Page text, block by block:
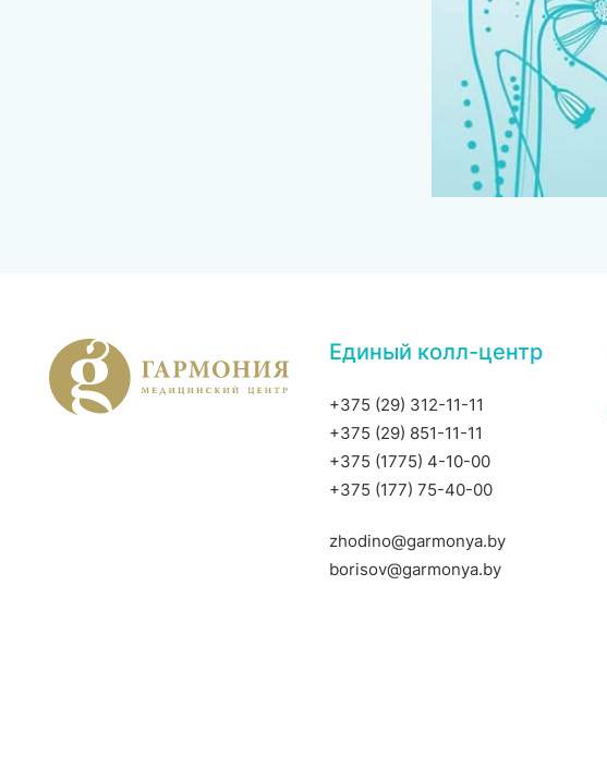
Единый колл-центр
+375 (29) 312-11-11
+375 (29) 851-11-11
+375 (1775) 4-10-00
+375 (177) 75-40-00
zhodino@garmonya.by
borisov@garmonya.by